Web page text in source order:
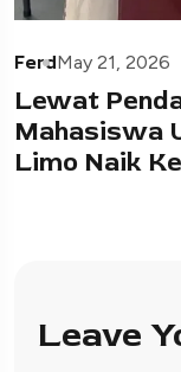
FerdMay 21, 2026
Lewat
Mahasiswa
Limo Naik
Leave